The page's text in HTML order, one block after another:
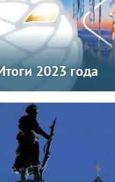
2023 года